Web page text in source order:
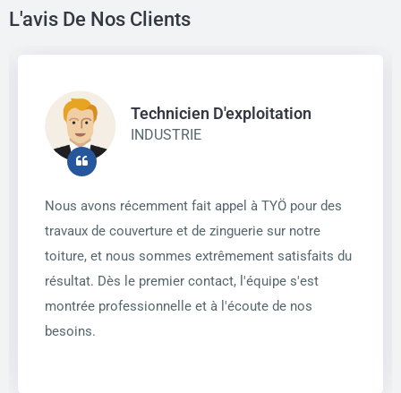
L'avis De Nos Clients
Technicien D'exploitation
INDUSTRIE
Nous avons récemment fait appel à TYÖ pour des
travaux de couverture et de zinguerie sur notre
toiture, et nous sommes extrêmement satisfaits du
résultat. Dès le premier contact, l'équipe s'est
montrée professionnelle et à l'écoute de nos
besoins.